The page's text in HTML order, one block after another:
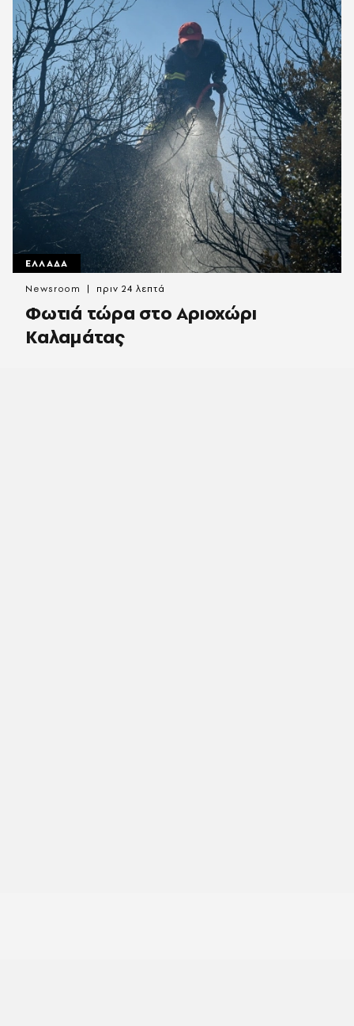
ΕΛΛΑΔΑ
Φωτιά τώρα στο Αριοχώρι
Καλαμάτας
Newsroom πριν 24 λεπτά